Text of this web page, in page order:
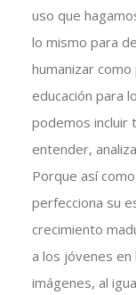
uso que
lo mismo para
humanizar
educación para
podemos incluir
entender,
Porque así
perfecciona su
crecimiento
a los jóvenes en
imágenes, al